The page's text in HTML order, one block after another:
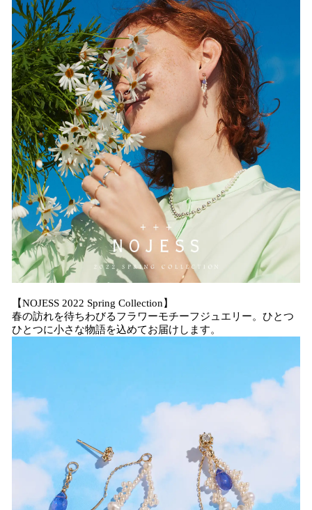
を
読
み
込
み
中
で
す
【NOJESS 2022 Spring Collection】
春の訪れを待ちわびるフラワーモチーフジュエリー。ひとつ
ひとつに小さな物語を込めてお届けします。